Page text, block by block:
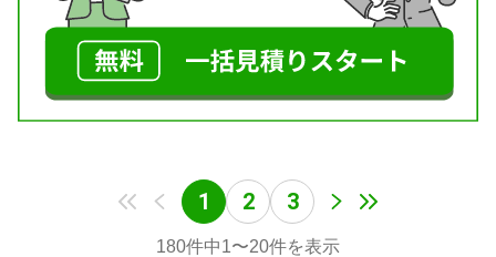
そして、中堅会計事務所では、数多くのお客様の相
続・遺言・信託業務に深く関わり、手続きの煩雑さ
やお客様が抱える心の葛藤を肌で感じてきました。
これらの多様な経験から、単に法的な手続きを代行
するだけでなく、お客様一人ひとりの状況や感情に
配慮した、きめ細やかなサポートの重要性を強く認
「お客様の不安が安心に変わる瞬間」こそが、私に
とっての最大の喜びです。
1 2 3
180件中1〜20件を表示